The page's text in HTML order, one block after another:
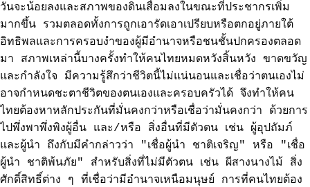
วันจะน้อยลงและสภาพของดินเสื่อมลงในขณะที่ประชากรเพิ่ม
มากขึ้น รวมตลอดทั้งการถูกเอารัดเอาเปรียบหรือตกอยู่ภายใต้
อิทธิพลและการครอบงำของผู้มีอำนาจหรือชนชั้นปกครองตลอด
มา สภาพเหล่านี้บางครั้งทำให้คนไทยหมดหวังสิ้นหวัง ขาดขวัญ
และกำลังใจ มีความรู้สึกว่าชีวิตนี้ไม่แน่นอนและเชื่อว่าตนเองไม่
อาจกำหนดชะตาชีวิตของตนเองและครอบครัวได้ จึงทำให้คน
ไทยต้องหาหลักประกันที่มั่นคงกว่าหรือเชื่อว่ามั่นคงกว่า ด้วยการ
ไปพึ่งพาพึ่งพิงผู้อื่น และ/หรือ สิ่งอื่นที่มีตัวตน เช่น ผู้อุปถัมภ์
และผู้นำ ถึงกับมีคำกล่าวว่า "เชื่อผู้นำ ชาติเจริญ" หรือ "เชื่อ
ผู้นำ ชาติพ้นภัย" สำหรับสิ่งที่ไม่มีตัวตน เช่น ผีสางนางไม้ สิ่ง
ศักดิ์สิทธิ์ต่าง ๆ ที่เชื่อว่ามีอำนาจเหนือมนุษย์ การที่คนไทยต้อง